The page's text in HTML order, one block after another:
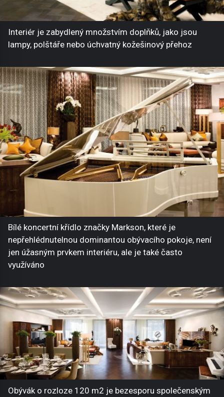
Interiér je zabydlený množstvím doplňků, jako jsou
lampy, polštáře nebo úchvatný kožešinový přehoz
Bílé koncertní křídlo značky Markson, které je
nepřehlédnutelnou dominantou obývacího pokoje, není
jen úžasným prvkem interiéru, ale je také často
využíváno
Obývák o rozloze 120 m2 je bezesporu společenským